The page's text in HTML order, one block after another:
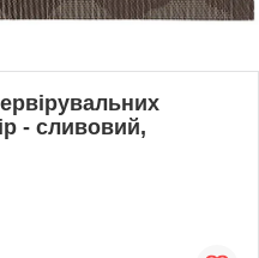
- сливовий,